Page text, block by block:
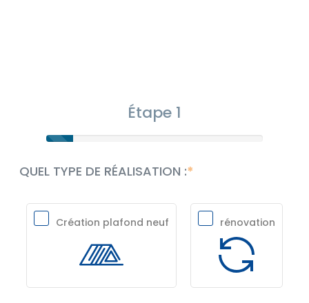
Étape 1
QUEL TYPE DE RÉALISATION :
Création plafond neuf rénovation